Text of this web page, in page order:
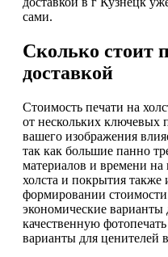
сами.
Сколько стоит
доставкой
Стоимость печати на
от нескольких ключевых
вашего изображения
так как большие панно
материалов и времени
холста и покрытия также
формировании
экономические варианты
качественную
варианты для ценителей